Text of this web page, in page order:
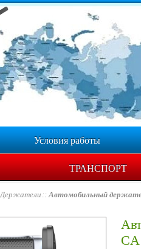
Условия работы
ТРАНСПОРТ
Держатели Автомобильный